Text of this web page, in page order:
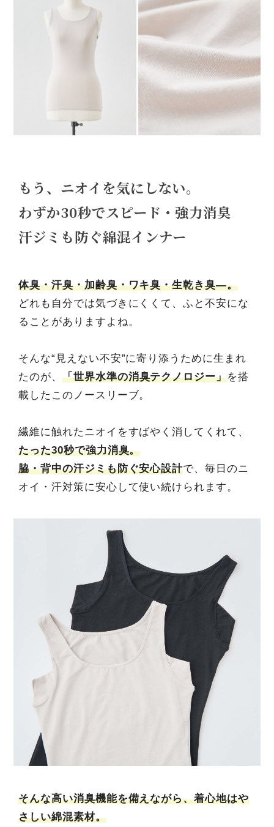
もう、ニオイを気にしない。
わずか30秒でスピード・強力消臭
汗ジミも防ぐ綿混インナー
体臭・汗臭・加齢臭・ワキ臭・生乾き臭—。
どれも自分では気づきにくくて、ふと不安にな
ることがありますよね。
そんな“見えない不安”に寄り添うために生まれ
たのが、 「世界水準の消臭テクノロジー」を搭
載したこのノースリーブ。
繊維に触れたニオイをすばやく消してくれて、
たった30秒で強力消臭。
脇・背中の汗ジミも防ぐ安心設計で、毎日のニ
オイ・汗対策に安心して使い続けられます。
そんな高い消臭機能を備えながら、着心地はや
さしい綿混素材。